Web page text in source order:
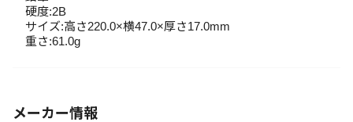
硬度:2B
サイズ:高さ220.0×横47.0×厚さ17.0mm
重さ:61.0g
メーカー情報